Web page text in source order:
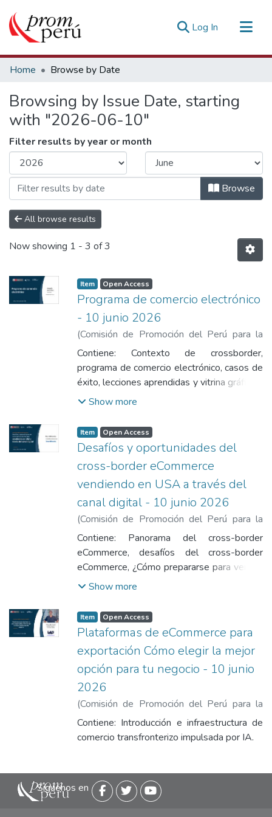
Log In (current)
Communities & Collections
Estadísticas Externas
Home Browse by Date
Browsing by Issue Date, starting
with "2026-06-10"
Filter results by year or month
Browse
All browse results
Now showing 1 - 3 of 3
Item Open Access
Programa de comercio electrónico
- 10 junio 2026
(Comisión de Promoción del Perú para la
Exportación y el Turismo
2026-06-10)Aro
Díaz, Angela
Contiene: Contexto de crossborder,
programa de comercio electrónico, casos de
éxito, lecciones aprendidas y vitrina gráfica y
herramientas de comercio electrónico.
Show more
Item Open Access
Desafíos y oportunidades del
cross-border eCommerce
vendiendo en USA a través del
canal digital - 10 junio 2026
(Comisión de Promoción del Perú para la
Exportación y el Turismo, 2026-06-10)
Miranda, Raúl
Contiene: Panorama del cross-border
eCommerce, desafíos del cross-border
eCommerce, ¿Cómo prepararse para vender
en USA?, oportunidades del cross-border
Show more
Item Open Access
Plataformas de eCommerce para
exportación Cómo elegir la mejor
opción para tu negocio - 10 junio
2026
(Comisión de Promoción del Perú para la
Exportación y el Turismo,2026-06-10)
Leal, Nicolas
Contiene: Introducción e infraestructura de
comercio transfronterizo impulsada por IA.
Siguenos en